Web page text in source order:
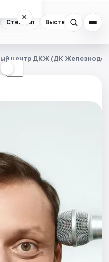
Стендап Выставки
×
☾
центр ДКЖ (ДК